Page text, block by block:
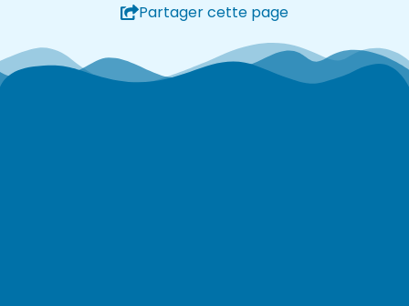
Partager cette page